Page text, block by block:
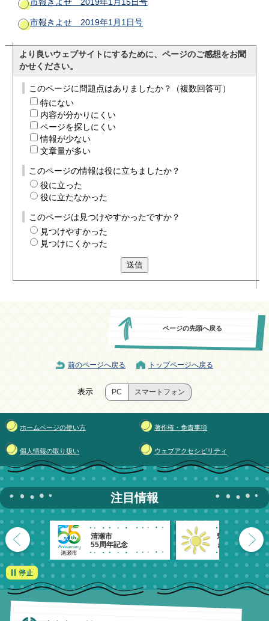
市報きよせ 2019年1月15日号
市報きよせ 2019年1月1日号
より良いウェブサイトにするために、ページのご感想をお聞
かせください。
このページに問題点はありましたか？（複数回答可）
特にない
内容が分かりにくい
ページを探しにくい
情報が少ない
文章量が多い
このページの情報は役に立ちましたか？
役に立った
役に立たなかった
このページは見つけやすかったですか？
見つけやすかった
見つけにくかった
送信
ページの先頭へ戻る
前のページへ戻る トップページへ戻る
表示 PC スマートフォン
ホームページの使い方 著作権・免責事項
個人情報の取り扱い ウェブアクセシビリティ
注目情報
清瀬市
55周年記念
魅力発信！
きよせのーと。